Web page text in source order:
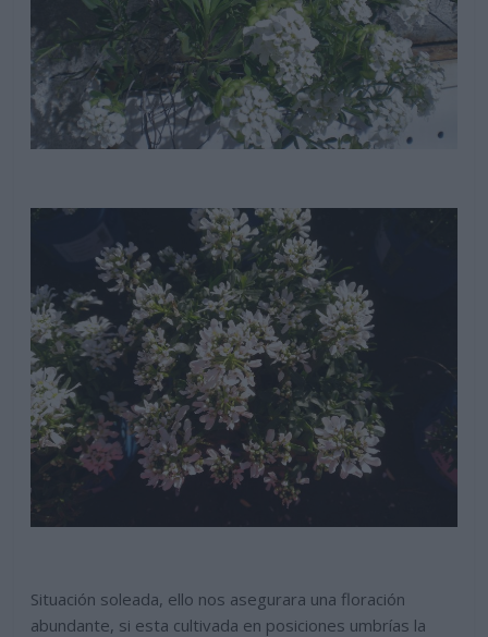
Situación soleada, ello nos asegurara una floración
abundante, si esta cultivada en posiciones umbrías la